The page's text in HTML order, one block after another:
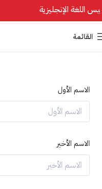
القائمة
الاسم الأول
الاسم الأخير